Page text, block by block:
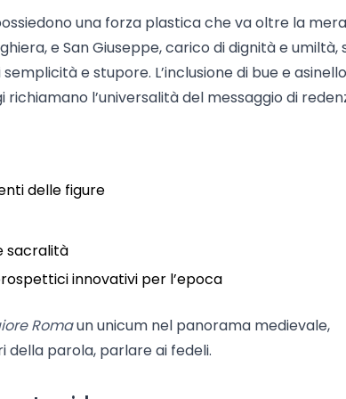
una forza plastica che va oltre la mera
e San Giuseppe, carico di dignità e umiltà,
e stupore. L’inclusione di bue e asinello
l’universalità del messaggio di
delle figure
sacralità
innovativi per l’epoca
Romaun unicum nel panorama medievale,
della parola, parlare ai fedeli.